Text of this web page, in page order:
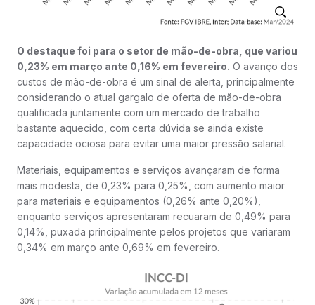
O destaque foi para o setor de mão-de-obra, que variou
0,23% em março ante 0,16% em fevereiro. O avanço dos
custos de mão-de-obra é um sinal de alerta, principalmente
considerando o atual gargalo de oferta de mão-de-obra
qualificada juntamente com um mercado de trabalho
bastante aquecido, com certa dúvida se ainda existe
capacidade ociosa para evitar uma maior pressão salarial.
Materiais, equipamentos e serviços avançaram de forma
mais modesta, de 0,23% para 0,25%, com aumento maior
para materiais e equipamentos (0,26% ante 0,20%),
enquanto serviços apresentaram recuaram de 0,49% para
0,14%, puxada principalmente pelos projetos que variaram
0,34% em março ante 0,69% em fevereiro.